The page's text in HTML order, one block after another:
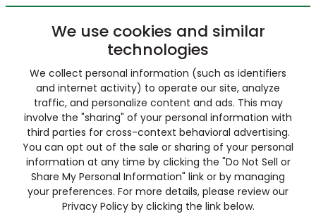
We use cookies and similar
technologies
We collect personal information (such as identifiers
and internet activity) to operate our site, analyze
traffic, and personalize content and ads. This may
involve the "sharing" of your personal information with
third parties for cross-context behavioral advertising.
You can opt out of the sale or sharing of your personal
information at any time by clicking the "Do Not Sell or
Share My Personal Information" link or by managing
your preferences. For more details, please review our
Privacy Policy by clicking the link below.